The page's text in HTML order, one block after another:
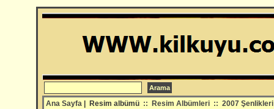
Ana Sayfa | Resim albümü :: Resim Albümleri :: 2007 Şenlikleri